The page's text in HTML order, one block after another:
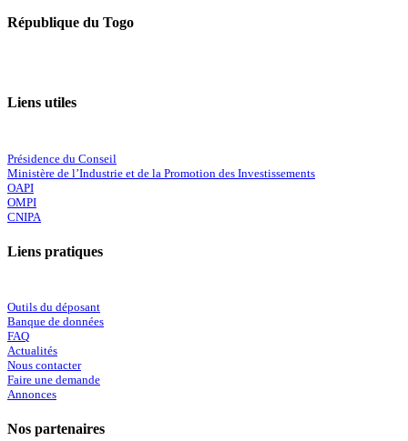
République du Togo
Liens utiles
Présidence du Conseil
Ministère de l’Industrie et de la Promotion des Investissements
OAPI
OMPI
CNIPA
Liens pratiques
Outils du déposant
Banque de données
FAQ
Actualités
Nous contacter
Faire une demande
Annonces
Nos partenaires